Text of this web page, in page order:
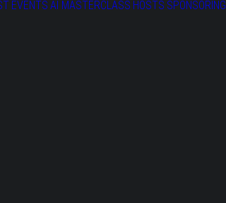
EVENTS AI MASTERCLASS HOSTS SPONSORING